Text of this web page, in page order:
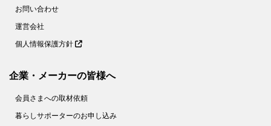
お問い合わせ
運営会社
個人情報保護方針
企業・メーカーの皆様へ
会員さまへの取材依頼
暮らしサポーターのお申し込み